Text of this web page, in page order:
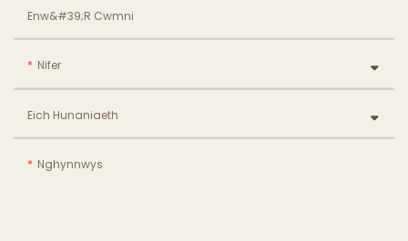
Enw&#39;r Cwmni
Nifer
Eich Hunaniaeth
Nghynnwys